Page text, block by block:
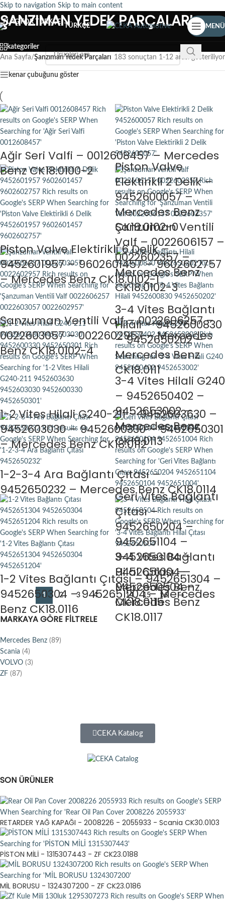
Skip to navigation Skip to main content
TÜRKÇE MENÜ
ŞANZIMAN YEDEK PARÇALARI
kategoriler
MARKAYA GÖRE FILTRELE
Mercedes Benz (89)
Scania (4)
VOLVO (3)
ZF (87)
CEKA Katalog
SON ÜRÜNLER
RETARDER YAĞ KAPAĞI - 2008226 - 2055933 - Scania CK30.0103
PİSTON MİLİ - 1315307443 - ZF CK23.0188
MİL BORUSU - 1324307200 - ZF CK23.0186
Ana Sayfa/Şanzıman Yedek Parçaları 183 sonuçtan 1-12 arası gösteriliyor
kenar çubuğunu göster
Ağir Seri Valfi – 0012608457 – Mercedes
Benz CK18.0100-2
Piston Valve
Elektirikli 2 Delik –
9452600057 –
Mercedes Benz
CK18.0102-0
Piston Valve Elektirikli 6 Delik –
9452601957 – 9602601457 – 9602602757
– Mercedes Benz CK18.0102-1
Şanzuman Ventili
Valf – 0022606157 –
0022602357 –
Mercedes Benz
CK18.0102-3
Şanzuman Ventili Valf – 0022606257 –
0022603057 – 0022602957 – Mercedes
Benz CK18.0102-4
3-4 Vites Bağlantı
Hilali – 9452600830
– 9452650202 –
Mercedes Benz
CK18.0111
1-2 Vites Hilali G240-211 – 9452603630 –
9452603030 – 9452600330 – 9452650301
– Mercedes Benz CK18.0112
3-4 Vites Hilali G240
– 9452650402 –
9452653002 –
Mercedes Benz
CK18.0113
1-2-3-4 Ara Bağlantı Çıtası –
9452650232 – Mercedes Benz CK18.0114
Geri Vites Bağlantı
Çıtası –
9452650204 –
9452651104 –
9452650104 –
9452651004 –
Mercedes Benz
CK18.0115
1-2 Vites Bağlantı Çıtası – 9452651304 –
9452650304 – 9452651204 – Mercedes
Benz CK18.0116
3-4 Vites Bağlantı
Hilal Çıtası –
9452650504 –
Mercedes Benz
CK18.0117
1 2 3 4 … 14 15 16 →